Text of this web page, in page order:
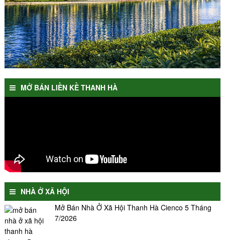
MỞ BÁN LIỀN KỀ THANH HÀ
NHÀ Ở XÃ HỘI
Mở Bán Nhà Ở Xã Hội Thanh Hà Cienco 5 Tháng
7/2026